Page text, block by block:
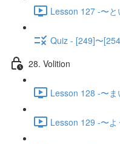
Lesson 127 -〜
Quiz - [249]〜
28. Volition
Lesson 128 -〜
Lesson 129 -〜